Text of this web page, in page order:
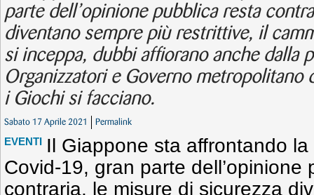
parte dell’opinione pubblica resta
diventano sempre più restrittive, il
si inceppa, dubbi affiorano anche dalla
Organizzatori e Governo metropolitano
i Giochi si facciano.
Sabato 17 Aprile 2021 Permalink
EVENTI Il Giappone sta affrontando
Covid-19, gran parte dell’opinione
contraria, le misure di sicurezza